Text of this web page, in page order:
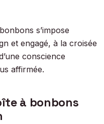
s’impose
et engagé, à la croisée
conscience
affirmée.
à bonbons